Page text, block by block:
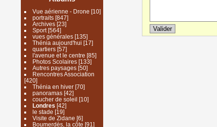
Vue aérienne - Drone [10]
portraits[847]
Archives [23]
Sport[564]
vues générales[135]
Thénia aujourd'hui [17]
quartiers[57]
l'avenue et le centre [85]
Photos Scolaires[133]
Autres paysages[50]
Rencontres Association
[420]
Thénia en hiver[70]
panoramas[42]
coucher de soleil [10]
Londres [42]
le stade [19]
Visite de Zidane [6]
Boumerdès, la côte [91]